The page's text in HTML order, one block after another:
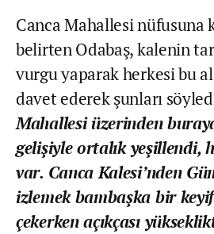
Canca Mahallesi nüfusuna
belirten Odabaş, kalenin
vurgu yaparak herkesi bu
davet ederek şunları
Mahallesi üzerinden
gelişiyle ortalık yeşillendi,
var. Canca Kalesi’nden
izlemek bambaşka bir
çekerken açıkçası